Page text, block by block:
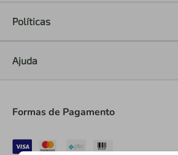
Políticas
Ajuda
Formas de Pagamento